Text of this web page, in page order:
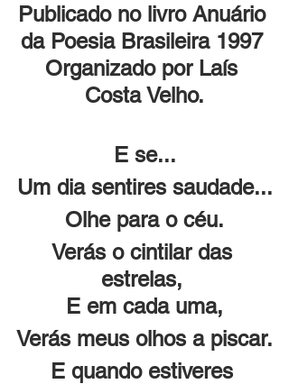
Publicado no livro Anuário
da Poesia Brasileira 1997
Organizado por Laís
Costa Velho.
E se...
Um dia sentires saudade...
Olhe para o céu.
Verás o cintilar das
estrelas,
E em cada uma,
Verás meus olhos a piscar.
E quando estiveres